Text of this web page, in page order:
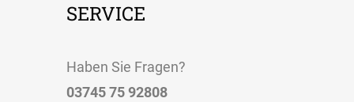
SERVICE
Haben Sie Fragen?
03745 75 92808